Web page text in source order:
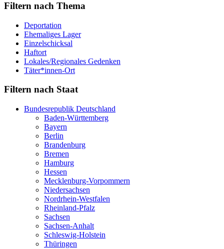
Filtern nach Thema
Deportation
Ehemaliges Lager
Einzelschicksal
Haftort
Lokales/Regionales Gedenken
Täter*innen-Ort
Filtern nach Staat
Bundesrepublik Deutschland
Baden-Württemberg
Bayern
Berlin
Brandenburg
Bremen
Hamburg
Hessen
Mecklenburg-Vorpommern
Niedersachsen
Nordrhein-Westfalen
Rheinland-Pfalz
Sachsen
Sachsen-Anhalt
Schleswig-Holstein
Thüringen